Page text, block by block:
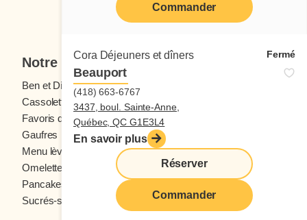
Commander
Cora Déjeuners et dîners Fermé
Beauport
(418) 663-6767
3437, boul. Sainte-Anne,
Québec, QC G1E3L4
En savoir plus
Réserver
Commander
Je veux m'inscrire
Notre menu
Ben et Dictine
Cassolettes
Crêpes
Favoris des ados
Fruits frais
Gaufres
Menu enfants
Menu lève-tôt
Oeufs
Omelettes et Crêpomelettes
Pain doré
Pancakes
Sucrés-salés